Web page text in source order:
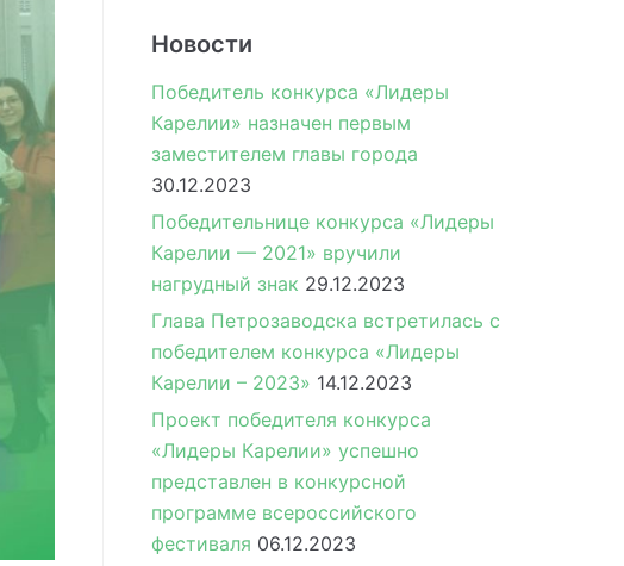
Новости
Победитель конкурса «Лидеры
Карелии» назначен первым
заместителем главы города
30.12.2023
Победительнице конкурса «Лидеры
Карелии — 2021» вручили
нагрудный знак 29.12.2023
Глава Петрозаводска встретилась с
победителем конкурса «Лидеры
Карелии – 2023» 14.12.2023
Проект победителя конкурса
«Лидеры Карелии» успешно
представлен в конкурсной
программе всероссийского
фестиваля 06.12.2023